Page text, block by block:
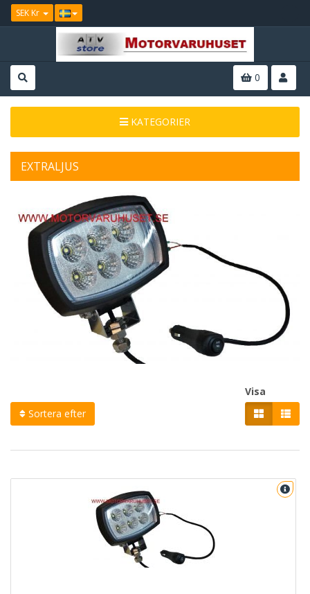
SEK Kr
0
KATEGORIER
EXTRALJUS
Sortera efter
Visa